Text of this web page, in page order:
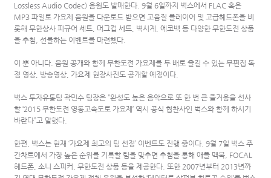
Lossless Audio Codec) 음원도 발매한다. 9월 6일까지 벅스에서 FLAC 혹은
MP3 파일로 가요제 음원을 다운로드 받으면 고음질 플레이어 및 고급헤드폰을 비
롯해 무한상사 피규어 세트, 머그컵 세트, 벽시계, 에코백 등 다양한 무한도전 상품
을 추첨, 선물하는 이벤트를 마련했다.
이 뿐 아니다. 음원 공개와 함께 무한도전 가요제를 두 배로 즐길 수 있는 무편집 독
점 영상, 방송영상, 가요제 현장사진도 공개할 예정이다.
벅스 투자유통팀 곽민수 팀장은 “완성도 높은 음악으로 또 한 번 큰 즐거움을 선사
할 ‘2015 무한도전 영동고속도로 가요제’ 역시 공식 협찬사인 벅스와 함께 하시기
바란다”고 말했다.
한편, 벅스는 현재 ‘가요제 최고의 팀 선정’ 이벤트도 진행 중이다. 9월 7일 벅스 주
간차트에서 가장 높은 순위를 기록할 팀을 맞추면 추첨을 통해 애플 맥북, FOCAL
헤드폰, 소니 스피커, 무한도전 상품 등을 제공한다. 또한 2007년부터 2013년까